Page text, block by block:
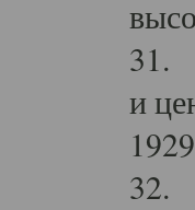
31.
и
32.